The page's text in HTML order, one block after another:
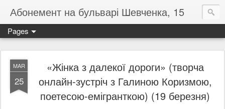
Абонемент на бульварі Шевченка, 15
Pages
MAR
25
«Жінка з далекої дороги» (творча
онлайн-зустріч з Галиною Коризмою,
поетесою-емігранткою) (19 березня)